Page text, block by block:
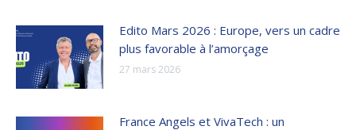
Edito Mars 2026 : Europe, vers un cadre
plus favorable à l’amorçage
27 mars 2026
France Angels et VivaTech : un